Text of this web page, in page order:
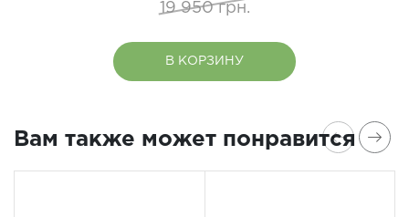
19 950 грн.
В КОРЗИНУ
Вам также может понравится